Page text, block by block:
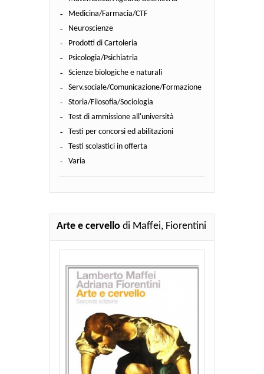
Medicina/Farmacia/CTF
Neuroscienze
Prodotti di Cartoleria
Psicologia/Psichiatria
Scienze biologiche e naturali
Serv.sociale/Comunicazione/Formazione
Storia/Filosofia/Sociologia
Test di ammissione all'università
Testi per concorsi ed abilitazioni
Testi scolastici in offerta
Varia
Arte e cervello di Maffei, Fiorentini